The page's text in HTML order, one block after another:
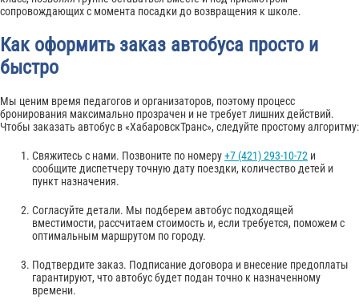
сопровождающих с момента посадки до возвращения к школе.
Как оформить заказ автобуса просто и
быстро
Мы ценим время педагогов и организаторов, поэтому процесс
бронирования максимально прозрачен и не требует лишних действий.
Чтобы заказать автобус в «ХабаровскТранс», следуйте простому алгоритму:
Свяжитесь с нами. Позвоните по номеру+7 (421) 293-10-72 и
сообщите диспетчеру точную дату поездки, количество детей и
пункт назначения.
Согласуйте детали. Мы подберем автобус подходящей
вместимости, рассчитаем стоимость и, если требуется, поможем с
оптимальным маршрутом по городу.
Подтвердите заказ. Подписание договора и внесение предоплаты
гарантируют, что автобус будет подан точно к назначенному
времени.